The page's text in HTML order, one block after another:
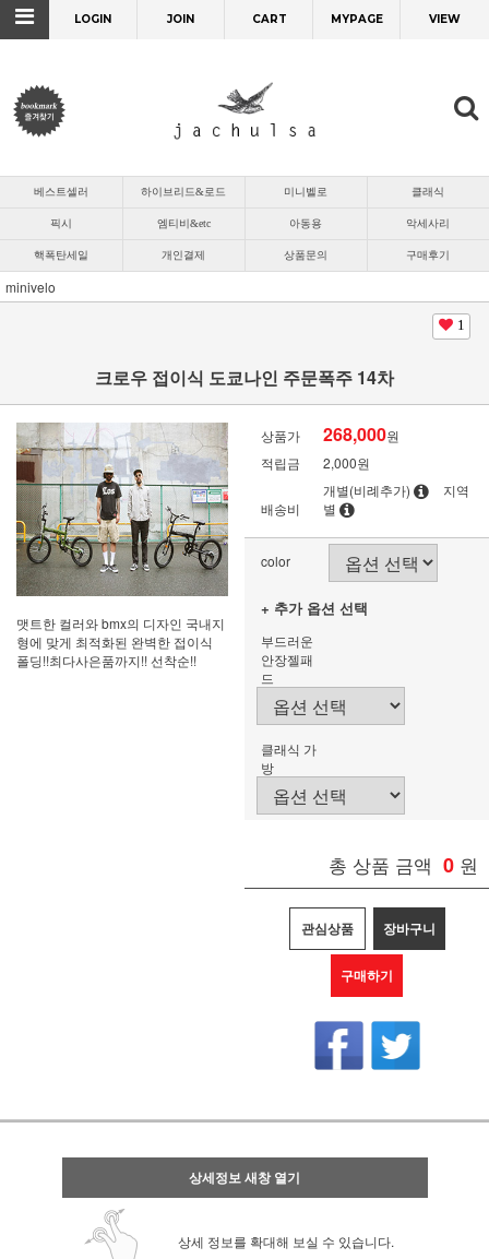
LOGIN JOIN CART MYPAGE VIEW
베스트셀러 하이브리드&로드 미니벨로 클래식
픽시 엠티비&etc 아동용 악세사리
핵폭탄세일 개인결제 상품문의 구매후기
minivelo
1
크로우 접이식 도쿄나인 주문폭주 14차
맷트한 컬러와 bmx의 디자인 국내지
형에 맞게 최적화된 완벽한 접이식
폴딩!!최다사은품까지!! 선착순!!
상품가 268,000원
적립금
2,000원
배송비
개별(비례추가)
지역
별
color
+ 추가 옵션 선택
부드러운
안장젤패
드
클래식 가
방
총 상품 금액 0 원
관심상품 장바구니
구매하기
상세정보 새창 열기
상세 정보를 확대해 보실 수 있습니다.